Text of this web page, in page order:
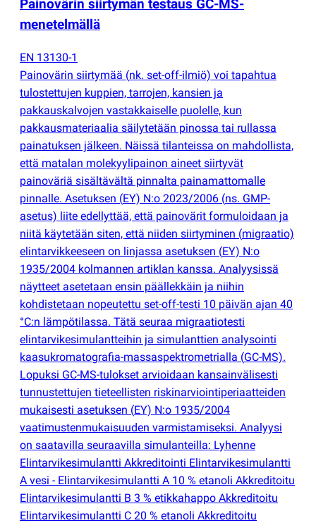
Painovärin siirtymän testaus GC-MS-
menetelmällä
EN 13130-1
Painovärin siirtymää (nk. set-off-ilmiö) voi tapahtua
tulostettujen kuppien, tarrojen, kansien ja
pakkauskalvojen vastakkaiselle puolelle, kun
pakkausmateriaalia säilytetään pinossa tai rullassa
painatuksen jälkeen. Näissä tilanteissa on mahdollista,
että matalan molekyylipainon aineet siirtyvät
painoväriä sisältävältä pinnalta painamattomalle
pinnalle. Asetuksen (EY) N:o 2023/2006 (ns. GMP-
asetus) liite edellyttää, että painovärit formuloidaan ja
niitä käytetään siten, että niiden siirtyminen (migraatio)
elintarvikkeeseen on linjassa asetuksen (EY) N:o
1935/2004 kolmannen artiklan kanssa. Analyysissä
näytteet asetetaan ensin päällekkäin ja niihin
kohdistetaan nopeutettu set-off-testi 10 päivän ajan 40
°C:n lämpötilassa. Tätä seuraa migraatiotesti
elintarvikesimulantteihin ja simulanttien analysointi
kaasukromatografia-massaspektrometrialla (GC-MS).
Lopuksi GC-MS-tulokset arvioidaan kansainvälisesti
tunnustettujen tieteellisten riskinarviointiperiaatteiden
mukaisesti asetuksen (EY) N:o 1935/2004
vaatimustenmukaisuuden varmistamiseksi. Analyysi
on saatavilla seuraavilla simulanteilla: Lyhenne
Elintarvikesimulantti Akkreditointi Elintarvikesimulantti
A vesi - Elintarvikesimulantti A 10 % etanoli Akkreditoitu
Elintarvikesimulantti B 3 % etikkahappo Akkreditoitu
Elintarvikesimulantti C 20 % etanoli Akkreditoitu